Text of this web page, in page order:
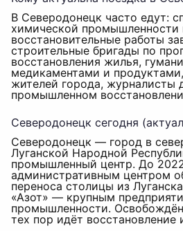
В Северодонецк часто едут:
химической промышленности
восстановительные работы
строительные бригады по
восстановления жилья,
медикаментами и
жителей города, журналисты
промышленном
Северодонецк сегодня
Северодонецк — город в
Луганской Народной
промышленный центр. До
административным центром
переноса столицы из
«Азот» — крупным
промышленности.
тех пор идёт восстановление